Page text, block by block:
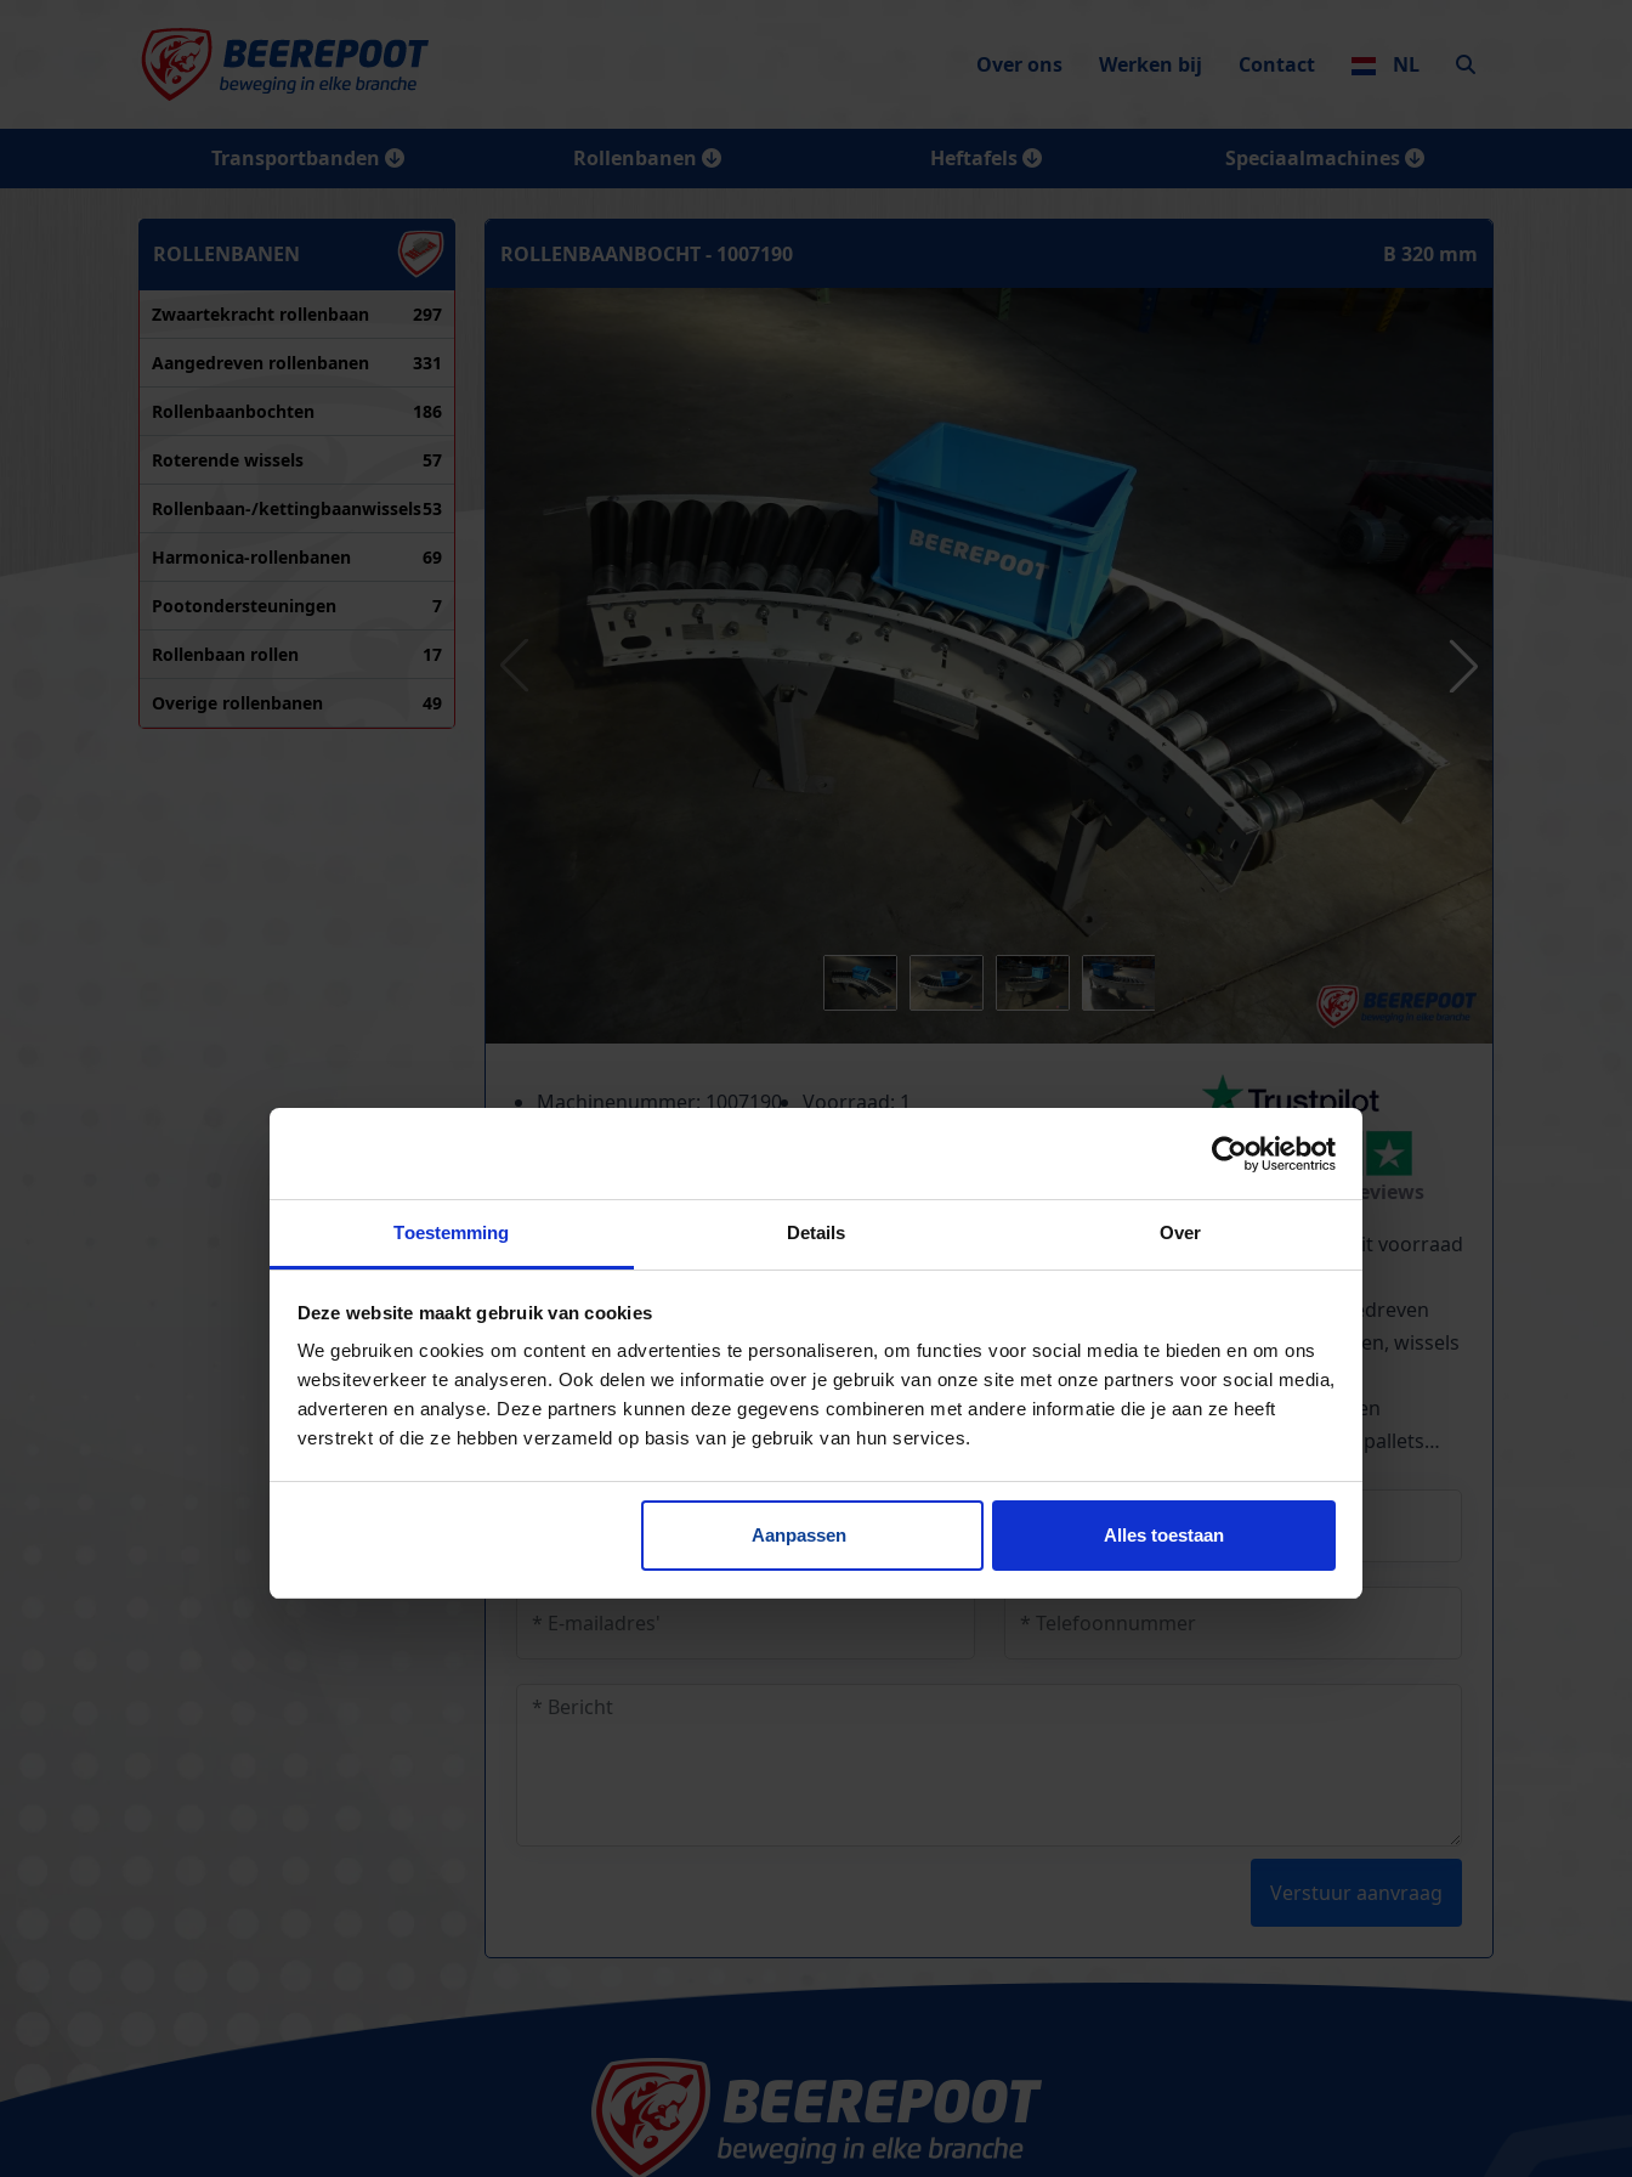
Toestemming Details Over
Deze website maakt gebruik van cookies
We gebruiken cookies om content en advertenties te personaliseren, om functies voor social media te bieden en om ons
websiteverkeer te analyseren. Ook delen we informatie over je gebruik van onze site met onze partners voor social media,
adverteren en analyse. Deze partners kunnen deze gegevens combineren met andere informatie die je aan ze heeft
verstrekt of die ze hebben verzameld op basis van je gebruik van hun services.
Aanpassen Alles toestaan
Over ons Werken bij Contact NL
Transportbanden Rollenbanen Heftafels Speciaalmachines
ROLLENBANEN
Zwaartekracht rollenbaan 297
Aangedreven rollenbanen 331
Rollenbaanbochten 186
Roterende wissels 57
Rollenbaan-/kettingbaanwissels53
Harmonica-rollenbanen 69
Pootondersteuningen 7
Rollenbaan rollen 17
Overige rollenbanen 49
ROLLENBAANBOCHT - 1007190 B 320 mm
Machinenummer: 1007190
Voorraad: 1
reviews
Kilometers rollenbaan uit voorraad
leverbaar
Zwaartekracht en aangedreven
Bochten, harmonicabanen, wissels
Nieuw & gebruikt
Voor talloze toepassingen
Pakjes, doosjes, kratjes, pallets…
Verstuur aanvraag